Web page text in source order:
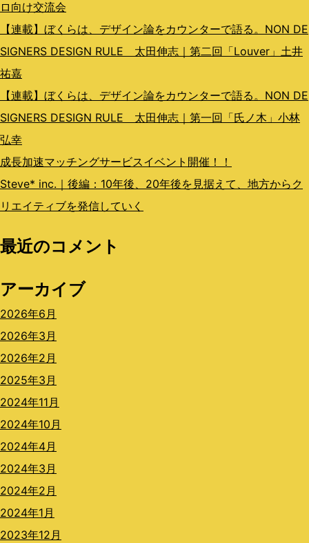
ロ向け交流会
【連載】ぼくらは、デザイン論をカウンターで語る。NON DE
SIGNERS DESIGN RULE 太田伸志｜第二回「Louver」土井
祐嘉
【連載】ぼくらは、デザイン論をカウンターで語る。NON DE
SIGNERS DESIGN RULE 太田伸志｜第一回「氏ノ木」小林
弘幸
成長加速マッチングサービスイベント開催！！
Steve* inc.｜後編：10年後、20年後を見据えて、地方からク
リエイティブを発信していく
最近のコメント
アーカイブ
2026年6月
2026年3月
2026年2月
2025年3月
2024年11月
2024年10月
2024年4月
2024年3月
2024年2月
2024年1月
2023年12月